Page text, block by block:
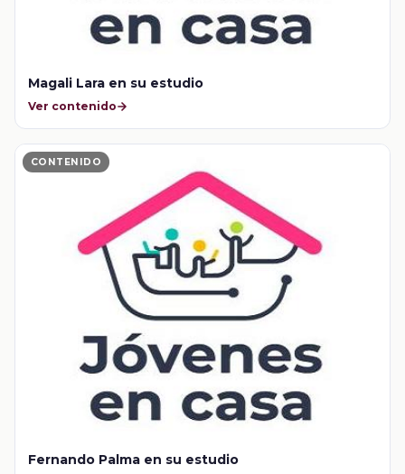
Magali Lara en su estudio
Ver contenido
CONTENIDO
Fernando Palma en su estudio